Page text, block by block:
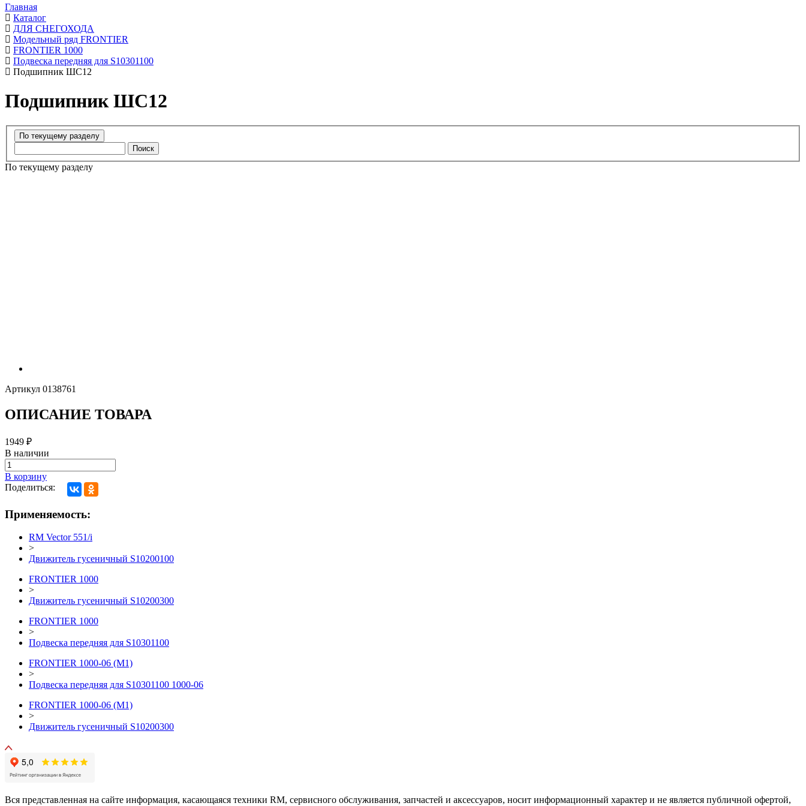
Главная
Каталог
ДЛЯ СНЕГОХОДА
Модельный ряд FRONTIER
FRONTIER 1000
Подвеска передняя для S10301100
Подшипник ШС12
Подшипник ШС12
Поиск
По текущему разделу
Артикул 0138761
ОПИСАНИЕ ТОВАРА
1949 ₽
В наличии
В корзину
Поделиться:
Применяемость:
RM Vector 551/i
>
Движитель гусеничный S10200100
FRONTIER 1000
>
Движитель гусеничный S10200300
FRONTIER 1000
>
Подвеска передняя для S10301100
FRONTIER 1000-06 (М1)
>
Подвеска передняя для S10301100 1000-06
FRONTIER 1000-06 (М1)
>
Движитель гусеничный S10200300
Вся представленная на сайте информация, касающаяся техники RM, сервисного обслуживания, запчастей и аксессуаров, носит информационный характер и не является публичной офертой,